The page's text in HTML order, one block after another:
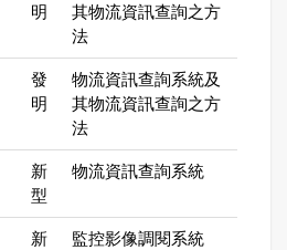
明
其物流資訊查詢之方
法
發
明
物流資訊查詢系統及
其物流資訊查詢之方
法
新
型
物流資訊查詢系統
新
監控影像調閱系統